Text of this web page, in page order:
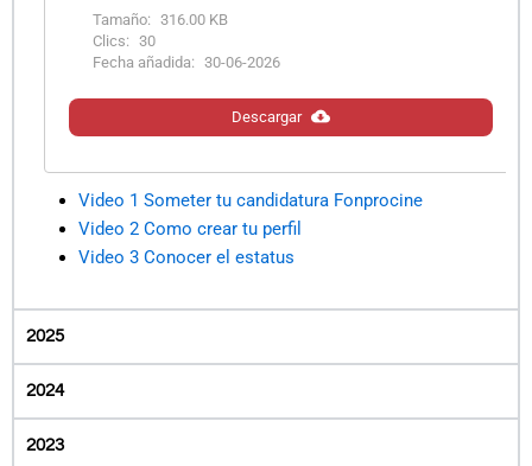
Tamaño: 316.00 KB
Clics: 30
Fecha añadida: 30-06-2026
Descargar
Video 1 Someter tu candidatura Fonprocine
Video 2 Como crear tu perfil
Video 3 Conocer el estatus
2025
2024
2023